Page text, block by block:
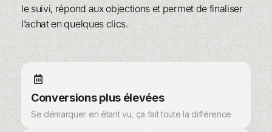
le suivi, répond aux objections et permet de finaliser
l’achat en quelques clics.
Conversions plus élevées
Se démarquer en étant vu, ça fait toute la différence